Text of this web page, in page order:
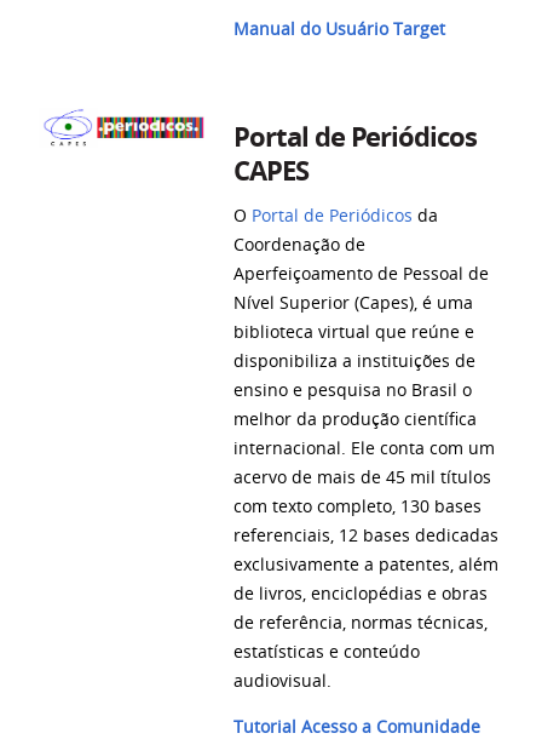
Manual do Usuário Target
Portal de Periódicos
CAPES
O Portal de Periódicos da
Coordenação de
Aperfeiçoamento de Pessoal de
Nível Superior (Capes), é uma
biblioteca virtual que reúne e
disponibiliza a instituições de
ensino e pesquisa no Brasil o
melhor da produção científica
internacional. Ele conta com um
acervo de mais de 45 mil títulos
com texto completo, 130 bases
referenciais, 12 bases dedicadas
exclusivamente a patentes, além
de livros, enciclopédias e obras
de referência, normas técnicas,
estatísticas e conteúdo
audiovisual.
Tutorial Acesso a Comunidade